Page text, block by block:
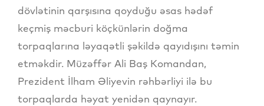
dövlətinin qarşısına qoyduğu əsas hədəf
keçmiş məcburi köçkünlərin doğma
torpaqlarına ləyaqətli şəkildə qayıdışını təmin
etməkdir. Müzəffər Ali Baş Komandan,
Prezident İlham Əliyevin rəhbərliyi ilə bu
torpaqlarda həyat yenidən qaynayır.